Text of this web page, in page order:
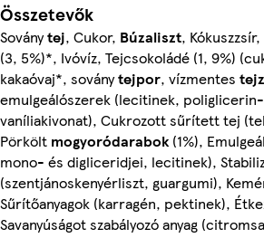
Összetevők
Soványtej, Cukor, Búzaliszt,
(3, 5%)*, Ivóvíz, Tejcsokoládé (1, 9%)
kakaóvaj*, soványtejpor, vízmentes
emulgeálószerek (lecitinek,
vaníliakivonat), Cukrozott sűrített tej
Pörkölt mogyoródarabok(1%),
mono- és digliceridjei, lecitinek),
(szentjánoskenyérliszt, guargumi),
Sűrítőanyagok (karragén, pektinek),
Savanyúságot szabályozó anyag